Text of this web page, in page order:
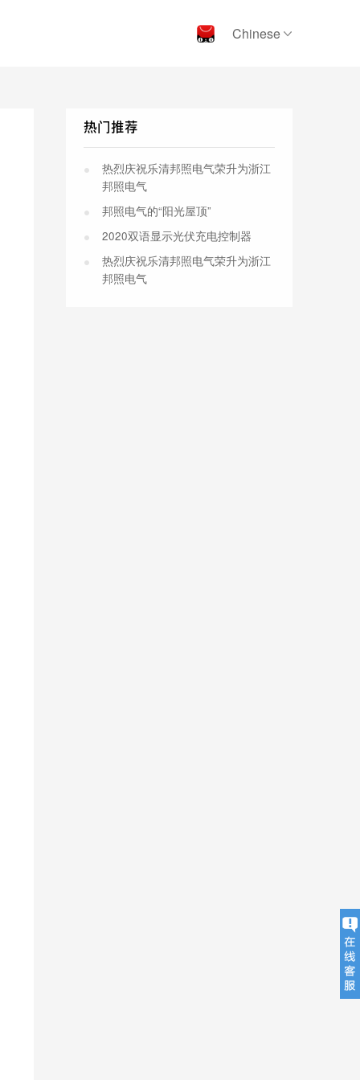
Chinese
热门推荐
热烈庆祝乐清邦照电气荣升为浙江
邦照电气
邦照电气的“阳光屋顶”
2020双语显示光伏充电控制器
热烈庆祝乐清邦照电气荣升为浙江
邦照电气